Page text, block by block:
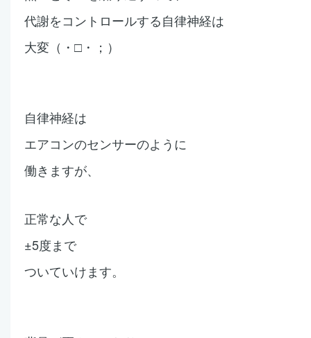
代謝をコントロールする自律神経は
大変（・□・；）
自律神経は
エアコンのセンサーのように
働きますが、
正常な人で
±5度まで
ついていけます。